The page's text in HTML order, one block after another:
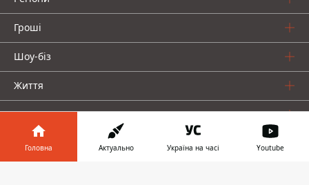
Гроші
Шоу-біз
Життя
Про нас
Головна Актуально Україна на часі Youtube